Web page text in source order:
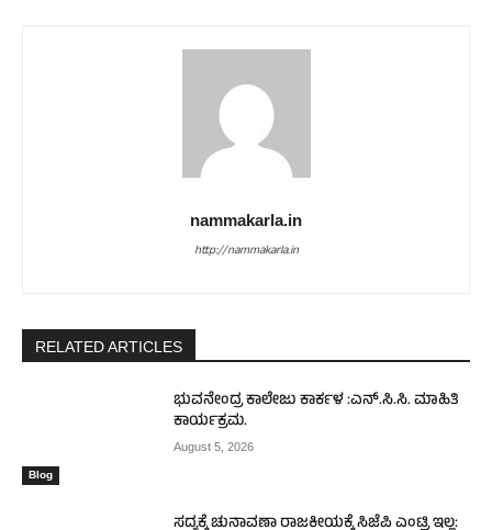
nammakarla.in
http://nammakarla.in
RELATED ARTICLES
Blog
ಭುವನೇಂದ್ರ ಕಾಲೇಜು ಕಾರ್ಕಳ :ಎನ್.ಸಿ.ಸಿ. ಮಾಹಿತಿ
ಕಾರ್ಯಕ್ರಮ.
August 5, 2026
ಸದ್ಯಕ್ಕೆ ಚುನಾವಣಾ ರಾಜಕೀಯಕ್ಕೆ ಸಿಜೆಪಿ ಎಂಟ್ರಿ ಇಲ್ಲ: